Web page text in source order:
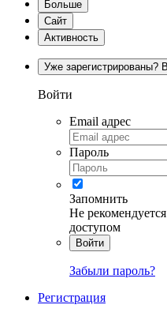
Больше
Сайт
Активность
Уже зарегистрированы?
Войти
Email адрес
Пароль
Запомнить
Не
доступом
Войти
Забыли пароль?
Регистрация